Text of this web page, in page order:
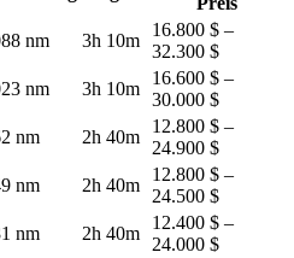
nm 3h 10m
16.800 $ –
32.300 $
nm 3h 10m
16.600 $ –
30.000 $
nm 2h 40m
12.800 $ –
24.900 $
nm 2h 40m
12.800 $ –
24.500 $
nm 2h 40m
12.400 $ –
24.000 $